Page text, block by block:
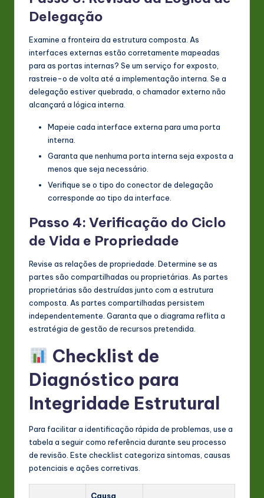
Delegação
Examine a fronteira da estrutura composta. As
interfaces externas estão corretamente mapeadas
para as portas internas? Se um serviço for exposto,
rastreie-o de volta até a implementação interna. Se a
delegação estiver quebrada, o chamador externo não
alcançará a lógica interna.
Mapeie cada interface externa para uma porta
interna.
Garanta que nenhuma porta interna seja exposta a
menos que seja necessário.
Verifique se o tipo do conector de delegação
corresponde ao tipo da interface.
Passo 4: Verificação do Ciclo
de Vida e Propriedade
Revise as relações de propriedade. Determine se as
partes são compartilhadas ou proprietárias. As partes
proprietárias são destruídas junto com a estrutura
composta. As partes compartilhadas persistem
independentemente. Garanta que o diagrama reflita a
estratégia de gestão de recursos pretendida.
Checklist de
Diagnóstico para
Integridade Estrutural
Para facilitar a identificação rápida de problemas, use a
tabela a seguir como referência durante seu processo
de revisão. Este checklist categoriza sintomas, causas
potenciais e ações corretivas.
Causa